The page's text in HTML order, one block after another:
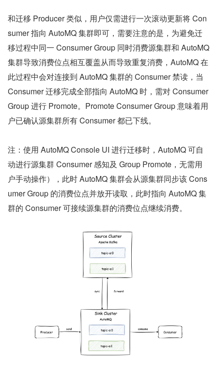
和迁移 Producer 类似，用户仅需进行一次滚动更新将 Con
sumer 指向 AutoMQ 集群即可，需要注意的是，为避免迁
移过程中同一 Consumer Group 同时消费源集群和 AutoMQ
集群导致消费位点相互覆盖从而导致重复消费，AutoMQ 在
此过程中会对连接到 AutoMQ 集群的 Consumer 禁读，当
Consumer 迁移完成全部指向 AutoMQ 时，需对 Consumer
Group 进行 Promote。Promote Consumer Group 意味着用
户已确认源集群所有 Consumer 都已下线。
注：使用 AutoMQ Console UI 进行迁移时，AutoMQ 可自
动进行源集群 Consumer 感知及 Group Promote，无需用
户手动操作），此时 AutoMQ 集群会从源集群同步该 Cons
umer Group 的消费位点并放开读取，此时指向 AutoMQ 集
群的 Consumer 可接续源集群的消费位点继续消费。